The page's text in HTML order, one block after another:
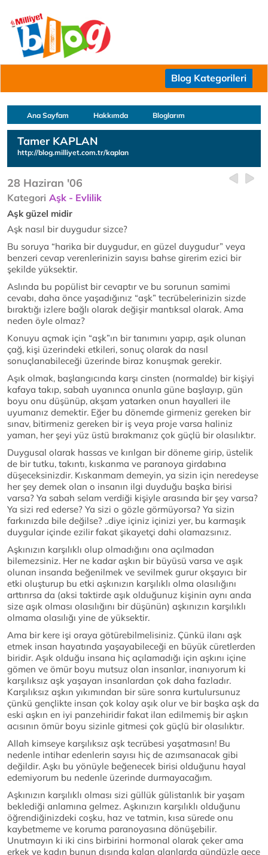
Blog Kategorileri
Ana Sayfam Hakkımda Bloglarım
Tamer KAPLAN
http://blog.milliyet.com.tr/kaplan
28 Haziran '06
Kategori Aşk - Evlilik
Aşk güzel midir
Aşk nasıl bir duygudur sizce?
Bu soruya “harika bir duygudur, en güzel duygudur” veya
benzeri cevap verenlerinizin sayısı bahse girerim ezici bir
şekilde yüksektir.
Aslında bu popülist bir cevaptır ve bu sorunun samimi
cevabı, daha önce yaşadığınız “aşk” tecrübelerinizin sizde
bıraktığı izlere bağlı olarak değişir mantıksal olarak. Ama
neden öyle olmaz?
Konuyu açmak için “aşk”ın bir tanımını yapıp, aşık olunan
çağ, kişi üzerindeki etkileri, sonuç olarak da nasıl
sonuçlanabileceği üzerinde biraz konuşmak gerekir.
Aşık olmak, başlangıcında karşı cinsten (normalde) bir kişiyi
kafaya takıp, sabah uyanınca onunla güne başlayıp, gün
boyu onu düşünüp, akşam yatarken onun hayalleri ile
uyumanız demektir. Eğer bu dönemde girmeniz gereken bir
sınav, bitirmeniz gereken bir iş veya proje varsa haliniz
yaman, her şeyi yüz üstü bırakmanız çok güçlü bir olasılıktır.
Duygusal olarak hassas ve kırılgan bir döneme girip, üstelik
de bir tutku, takıntı, kıskanma ve paranoya girdabına
düşeceksinizdir. Kıskanmam demeyin, ya sizin için neredeyse
her şey demek olan o insanın ilgi duyduğu başka birisi
varsa? Ya sabah selam verdiği kişiyle arasında bir şey varsa?
Ya sizi red ederse? Ya sizi o gözle görmüyorsa? Ya sizin
farkınızda bile değilse? ..diye içiniz içinizi yer, bu karmaşık
duygular içinde ezilir fakat şikayetçi dahi olamazsınız.
Aşkınızın karşılıklı olup olmadığını ona açılmadan
bilemezsiniz. Her ne kadar aşkın bir büyüsü varsa ve aşık
olunan insanda beğenilmek ve sevilmek gurur okşayıcı bir
etki oluşturup bu etki aşkınızın karşılıklı olma olasılığını
arttırırsa da (aksi taktirde aşık olduğunuz kişinin aynı anda
size aşık olması olasılığını bir düşünün) aşkınızın karşılıklı
olmama olasılığı yine de yüksektir.
Ama bir kere işi oraya götürebilmelisiniz. Çünkü ilanı aşk
etmek insan hayatında yaşayabileceği en büyük cüretlerden
biridir. Aşık olduğu insana hiç açılamadığı için aşkını içine
gömen ve ömür boyu mutsuz olan insanlar, inanıyorum ki
karşılıksız aşk yaşayan insanlardan çok daha fazladır.
Karşılıksız aşkın yıkımından bir süre sonra kurtulursunuz
çünkü gençlikte insan çok kolay aşık olur ve bir başka aşk da
eski aşkın en iyi panzehiridir fakat ilan edilmemiş bir aşkın
acısının ömür boyu sizinle gitmesi çok güçlü bir olasılıktır.
Allah kimseye karşılıksız aşk tecrübesi yaşatmasın! Bu
nedenle intihar edenlerin sayısı hiç de azımsanacak gibi
değildir. Aşkı bu yönüyle beğenecek birisi olduğunu hayal
edemiyorum bu nedenle üzerinde durmayacağım.
Aşkınızın karşılıklı olması sizi güllük gülistanlık bir yaşam
beklediği anlamına gelmez. Aşkınızın karşılıklı olduğunu
öğrendiğinizdeki coşku, haz ve tatmin, kısa sürede onu
kaybetmeme ve koruma paranoyasına dönüşebilir.
Unutmayın ki iki cins birbirini hormonal olarak çeker ama
erkek ve kadın bunun dışında kalan alanlarda gündüzle gece